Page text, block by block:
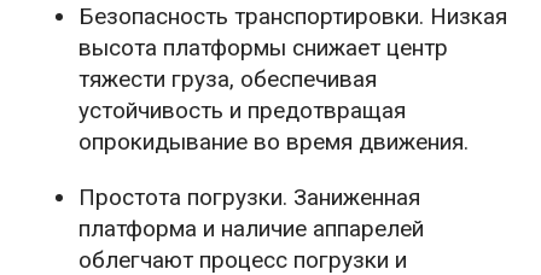
Безопасность транспортировки. Низкая
высота платформы снижает центр
тяжести груза, обеспечивая
устойчивость и предотвращая
опрокидывание во время движения.
Простота погрузки. Заниженная
платформа и наличие аппарелей
облегчают процесс погрузки и